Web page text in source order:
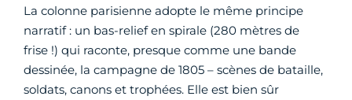
La colonne parisienne adopte le même principe
narratif : un bas-relief en spirale (280 mètres de
frise !) qui raconte, presque comme une bande
dessinée, la campagne de 1805 – scènes de bataille,
soldats, canons et trophées. Elle est bien sûr